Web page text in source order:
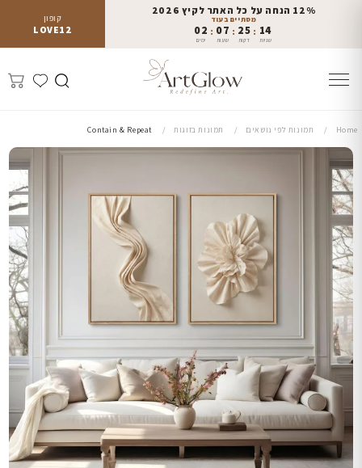
קופון
LOVE12
12% הנחה על כל האתר לקיץ 2026
מסתיים בעוד
02
ימים
: 07
שעות
: 25
דקות
: 12
שניות
Home תמונות לפי נושאים תמונות בזוגות Contain & Repeat